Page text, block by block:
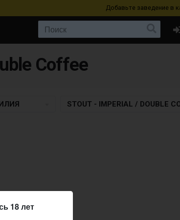
Добавьте заведение в
Coffee
STOUT - IMPERIAL / DOUBLE
18 лет